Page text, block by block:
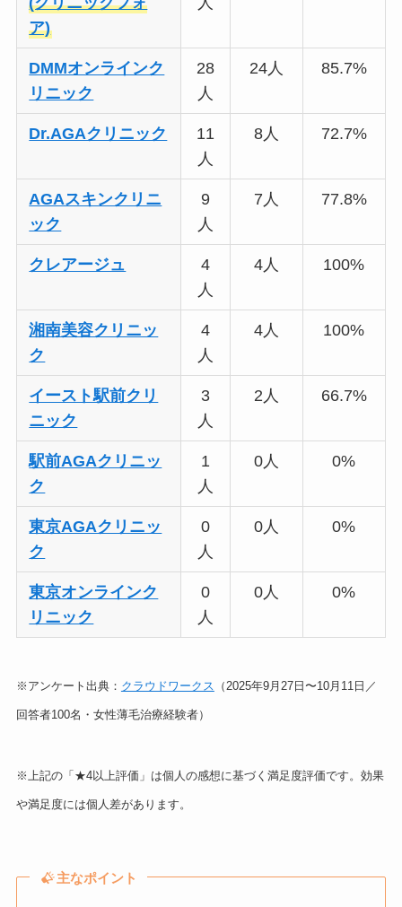
ア)
DMMオンラインク
リニック
28
人
24人 85.7%
Dr.AGAクリニック
11
人
8人 72.7%
AGAスキンクリニ
ック
9
人
7人 77.8%
クレアージュ
4
人
4人 100%
湘南美容クリニッ
ク
4
人
4人 100%
イースト駅前クリ
ニック
3
人
2人 66.7%
駅前AGAクリニッ
ク
1
人
0人 0%
東京AGAクリニッ
ク
0
人
0人 0%
東京オンラインク
リニック
0
人
0人 0%
※アンケート出典： クラウドワークス （2025年9月27日〜10月11日／
回答者100名・女性薄毛治療経験者）
※上記の「★4以上評価」は個人の感想に基づく満足度評価です。効果
や満足度には個人差があります。
主なポイント